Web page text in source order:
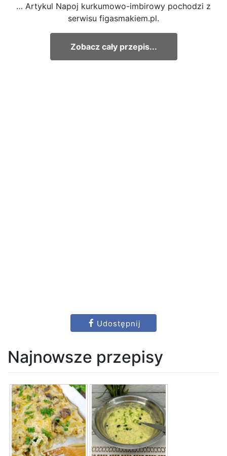
… Artykul Napoj kurkumowo-imbirowy pochodzi z
serwisu figasmakiem.pl.
Zobacz cały przepis...
Udostępnij
Najnowsze przepisy